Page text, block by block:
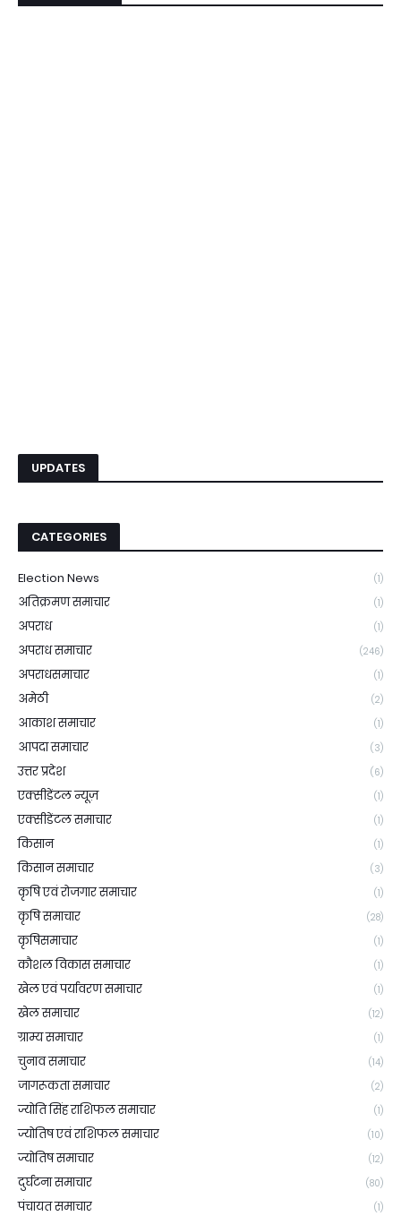
UPDATES
CATEGORIES
Election News (1)
अतिक्रमण समाचार (1)
अपराध (1)
अपराध समाचार (246)
अपराधसमाचार (1)
अमेठी (2)
आकाश समाचार (1)
आपदा समाचार (3)
उत्तर प्रदेश (6)
एक्सीडेंटल न्यूज़ (1)
एक्सीडेंटल समाचार (1)
किसान (1)
किसान समाचार (3)
कृषि एवं रोजगार समाचार (1)
कृषि समाचार (28)
कृषिसमाचार (1)
कौशल विकास समाचार (1)
खेल एवं पर्यावरण समाचार (1)
खेल समाचार (12)
ग्राम्य समाचार (1)
चुनाव समाचार (14)
जागरूकता समाचार (2)
ज्योति सिंह राशिफल समाचार (1)
ज्योतिष एवं राशिफल समाचार (10)
ज्योतिष समाचार (12)
दुर्घटना समाचार (80)
पंचायत समाचार (1)